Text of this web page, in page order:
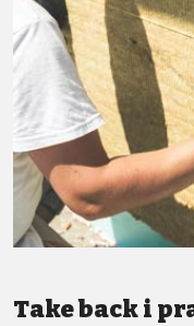
Take back i